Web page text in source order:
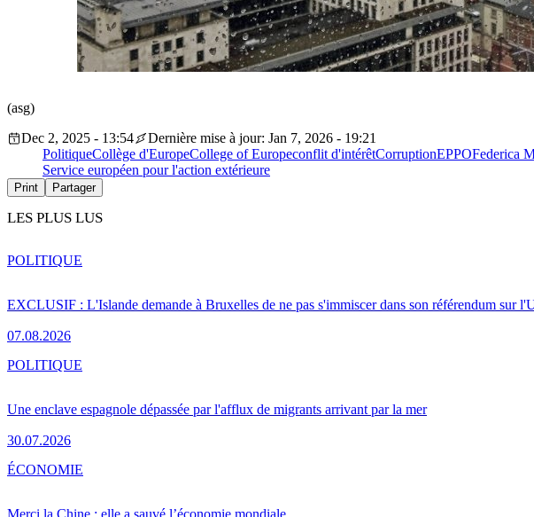
(asg)
Dec 2, 2025 - 13:54
Dernière mise à jour: Jan 7, 2026 - 19:21
PolitiqueCollège d'EuropeCollege of Europeconflit d'intérêtCorruptionEPPOFederica
Service européen pour l'action extérieure
Print Partager
LES PLUS LUS
EXCLUSIF : L'Islande demande à Bruxelles de ne pas s'immiscer dans son référendum sur
07.08.2026
POLITIQUE
Une enclave espagnole dépassée par l'afflux de migrants arrivant par la mer
30.07.2026
POLITIQUE
ÉCONOMIE